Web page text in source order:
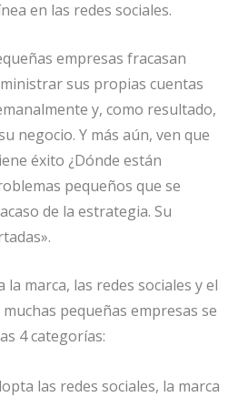
en las redes sociales.
empresas fracasan
sus propias cuentas
y, como resultado,
negocio. Y más aún, ven que
éxito ¿Dónde están
pequeños que se
de la estrategia. Su
la marca, las redes sociales y el
pequeñas empresas se
4 categorías:
las redes sociales, la marca